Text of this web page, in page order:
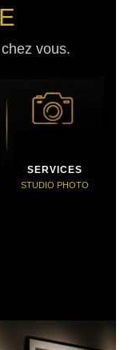
vous.
SERVICES
STUDIO PHOTO